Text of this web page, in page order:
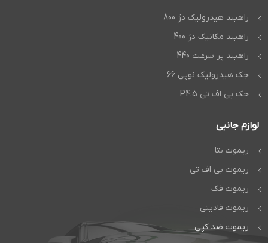
راهبند هیدرولیک دژ 800
راهبند مکانیک دژ 400
راهبند پر سرعت 440
جک هیدرولیک نوپی 66
جک بی اف تی P4.5
لوازم جانبی
ریموت بتا
ریموت بی اف تی
ریموت فک
ریموت فادینی
ریموت ضد کپی